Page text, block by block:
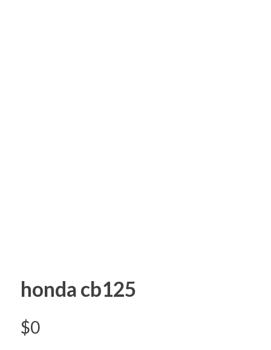
honda cb125
$0